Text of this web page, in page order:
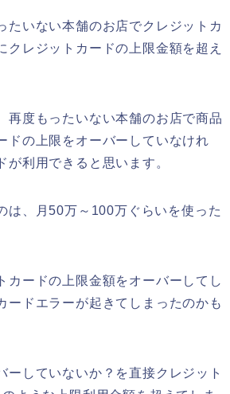
たいない本舗のお店でクレジットカ
レジットカードの上限金額を超え
再度もったいない本舗のお店で商品
ドの上限をオーバーしていなけれ
利用できると思います。
は、月50万～100万ぐらいを使った
カードの上限金額をオーバーしてし
ードエラーが起きてしまったのかも
していないか？を直接クレジット